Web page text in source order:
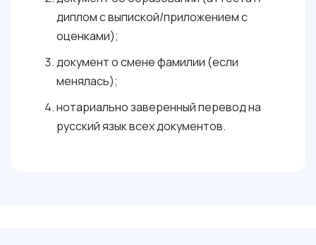
диплом с выпиской/приложением с
оценками);
документ о смене фамилии (если
менялась);
нотариально заверенный перевод на
русский язык всех документов.